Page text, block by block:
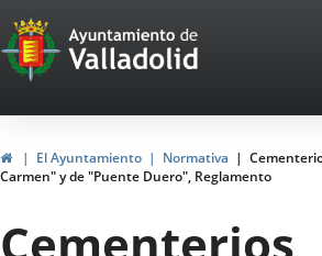
Portal
Web
del
Ayuntamiento
de
Valladolid
HomeEl Ayuntamiento Normativa
Carmen" y de "Puente Duero", Reglamento
Cementerios